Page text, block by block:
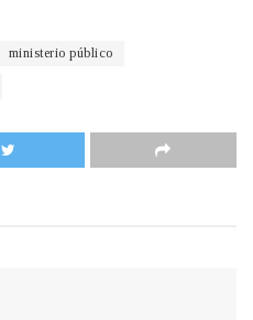
ministerio público